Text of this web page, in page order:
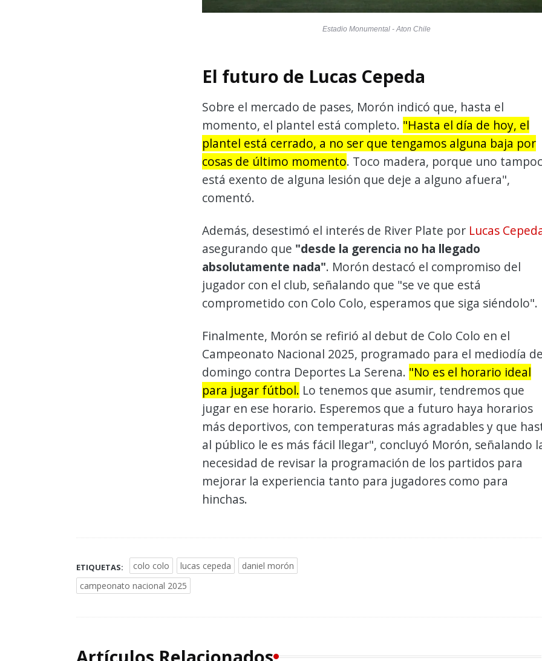
Estadio Monumental - Aton Chile
El futuro de Lucas Cepeda
Sobre el mercado de pases, Morón indicó que, hasta el
momento, el plantel está completo. "Hasta el día de hoy, el
plantel está cerrado, a no ser que tengamos alguna baja por
cosas de último momento. Toco madera, porque uno
está exento de alguna lesión que deje a alguno afuera",
comentó.
Además, desestimó el interés de River Plate por Lucas
asegurando que "desde la gerencia no ha llegado
absolutamente nada". Morón destacó el compromiso del
jugador con el club, señalando que "se ve que está
comprometido con Colo Colo, esperamos que siga siéndolo".
Finalmente, Morón se refirió al debut de Colo Colo en el
Campeonato Nacional 2025, programado para el mediodía
domingo contra Deportes La Serena. "No es el horario ideal
para jugar fútbol. Lo tenemos que asumir, tendremos que
jugar en ese horario. Esperemos que a futuro haya horarios
más deportivos, con temperaturas más agradables y que
al público le es más fácil llegar", concluyó Morón, señalando
necesidad de revisar la programación de los partidos para
mejorar la experiencia tanto para jugadores como para
hinchas.
ETIQUETAS: colo colo lucas cepeda
daniel morón
campeonato nacional 2025